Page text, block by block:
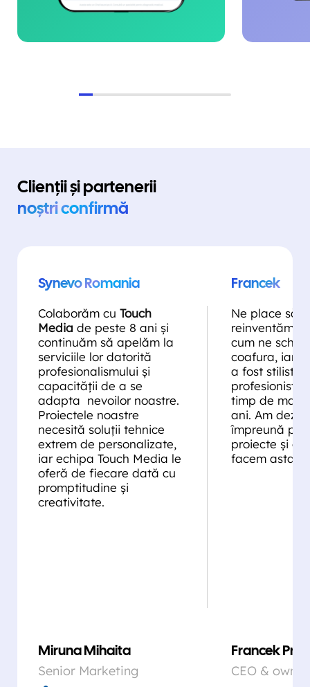
Clienții și partenerii
noștri confirmă
Synevo Romania
Colaborăm cu Touch
Media de peste 8 ani și
continuăm să apelăm la
serviciile lor datorită
profesionalismului și
capacității de a se
adapta nevoilor noastre.
Proiectele noastre
necesită soluții tehnice
extrem de personalizate,
iar echipa Touch Media le
oferă de fiecare dată cu
promptitudine și
creativitate.
Miruna Mihaita
Senior Marketing
Francek
Ne place să
reinventăm
cum ne
coafura, iar
a fost stilistul
profesionist
timp de mai
ani. Am
împreună
proiecte și
facem asta.
Francek Prsa
CEO & owner